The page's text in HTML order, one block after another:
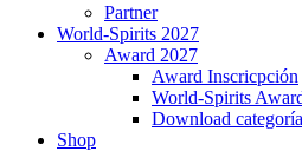
Partner
World-Spirits 2027
Award 2027
Award Inscricpción
World-Spirits
Download
Shop